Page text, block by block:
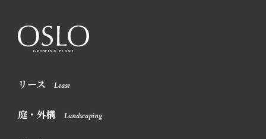
リース Lease
庭・外構 Landscaping